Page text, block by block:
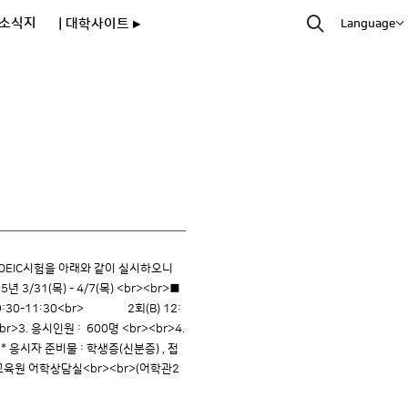
식지 | 대학사이트 ▸ Language
시험을 아래와 같이 실시하오니
년 3/31(목) - 4/7(목) <br><br>■
(A) 09:30-11:30<br> 2회(B) 12:
응시인원 : 600명 <br><br>4.
시자 준비물 : 학생증(신분증) , 접
원 어학상담실<br><br>(어학관2